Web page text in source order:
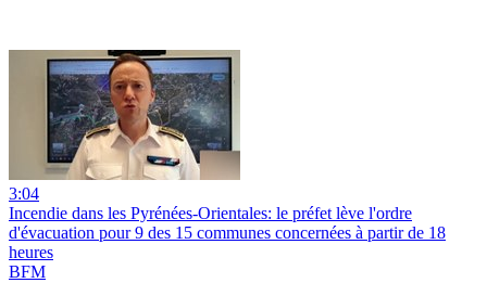
3:04
Incendie dans les Pyrénées-Orientales: le préfet lève l'ordre
d'évacuation pour 9 des 15 communes concernées à partir de 18
heures
BFM